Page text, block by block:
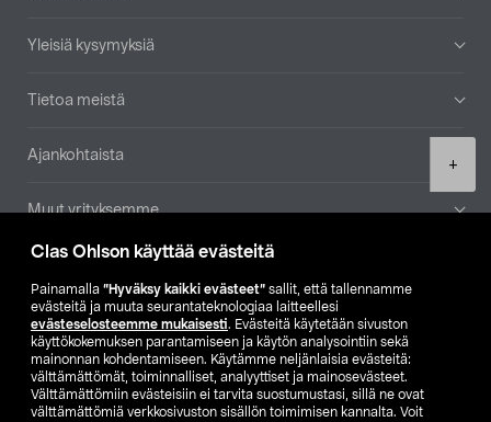
Clas Ohlson käyttää evästeitä
Painamalla ”Hyväksy kaikki evästeet” sallit, että tallennamme
evästeitä ja muuta seurantateknologiaa laitteellesi
evästeselosteemme mukaisesti. Evästeitä käytetään sivuston
käyttökokemuksen parantamiseen ja käytön analysointiin sekä
mainonnan kohdentamiseen. Käytämme neljänlaisia evästeitä:
välttämättömät, toiminnalliset, analyyttiset ja mainosevästeet.
Välttämättömiin evästeisiin ei tarvita suostumustasi, sillä ne ovat
välttämättömiä verkkosivuston sisällön toimimisen kannalta. Voit
+
Yleisiä kysymyksiä
Tietoa meistä
Ajankohtaista
Muut yrityksemme
Etsi myymälä
SE NO FI
FI SV